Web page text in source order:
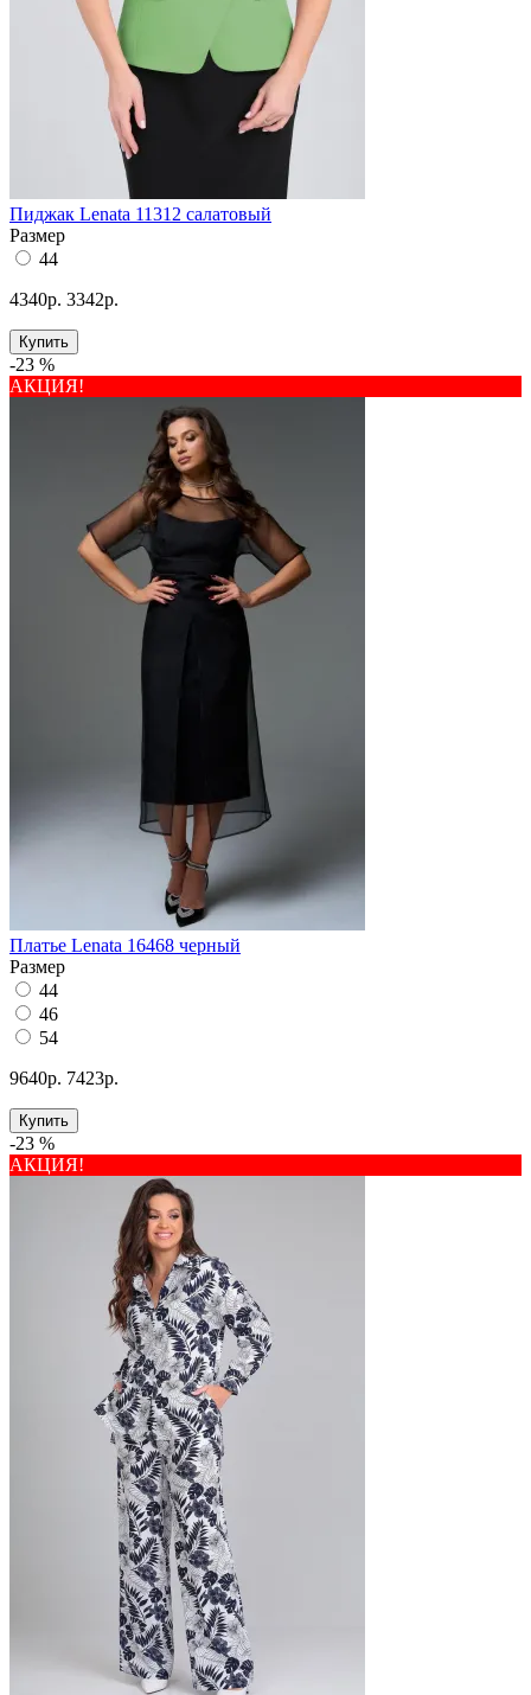
Пиджак Lenata 11312 салатовый
Размер
44
4340р. 3342р.
Купить
-23 %
АКЦИЯ!
Платье Lenata 16468 черный
Размер
44
46
54
9640р. 7423р.
Купить
-23 %
АКЦИЯ!